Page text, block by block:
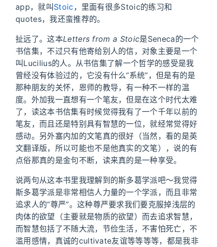
app，就叫Stoic ，里面有很多Stoic的练习和
quotes，我还蛮推荐的。
扯远了。这本Letters from a Stoic是Seneca的一个
书信集，不过只有他寄给别人的信，对象主要是一个
叫Lucilius的人。从书信集了解一个哲学的感受是我
曾经没有体验过的，它没有什么“系统”，但是有的是
那种朋友的关怀，恩师的教导，有一种不一样的温
度。外加我一直想有一个笔友，但是在这个时代太难
了，读这本书信集有时候觉得我有了一个千年以前的
笔友，而且还是特别具有智慧的一位，就经常觉得好
感动。另外塞内加的文笔真的很好（当然，看的是英
文翻译版，所以可能也不是他真实的文笔），说的有
点俗那真的是金句不断，读来真的是一种享受。
说两句从这本书里我理解到的斯多葛学派吧～我觉得
斯多葛学派是非常相信人力量的一个学派，而且非常
追求人的“尊严”。这种尊严要求我们要克服掉浅层的
肉体的欲望（主要就是物质的欲望）而去追求智慧，
而智慧包括了不随大流，节俭生活，不害怕死亡，不
滥用感情，真诚的cultivate友谊等等等等，都是我非